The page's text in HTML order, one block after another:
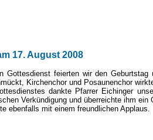
17. August 2008
Gottesdienst feierten wir den
Kirchenchor und Posaunenchor
dankte Pfarrer Eichinger
Verkündigung und überreichte ihm ein
ebenfalls mit einem freundlichen Applaus.